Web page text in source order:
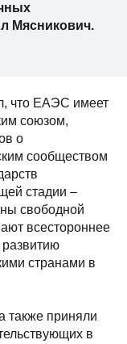
Мясникович.
что ЕАЭС имеет
союзом,
о
сообществом
стадии –
свободной
всестороннее
развитию
странами в
также приняли
в